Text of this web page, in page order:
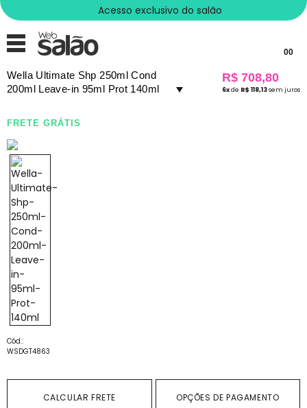
Acesso exclusivo do salão
00
Wella Ultimate Shp 250ml Cond
200ml Leave-in 95ml Prot 140ml
Cód.:
WSDGT4863
FRETE GRÁTIS
CALCULAR FRETE OPÇÕES DE PAGAMENTO
R$ 708,80
6xde R$ 118,13sem juros